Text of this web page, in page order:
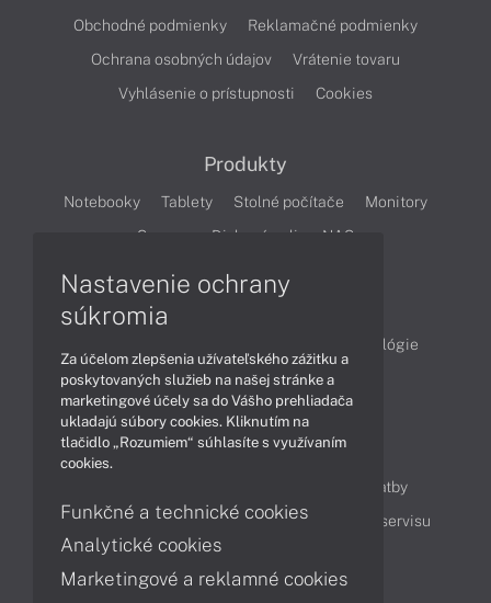
Obchodné podmienky
Reklamačné podmienky
Ochrana osobných údajov
Vrátenie tovaru
Vyhlásenie o prístupnosti
Cookies
Produkty
Notebooky Tablety Stolné počítače
Monitory
Servery
Diskové polia a NAS
Technológie
Videá
Obsah
Možnosti doručenia a platby
Podpora a servis
Servisné služby Cenník servisu
Kontakty
Nastavenie ochrany
súkromia
Za účelom zlepšenia užívateľského zážitku a
poskytovaných služieb na našej stránke a
marketingové účely sa do Vášho prehliadača
ukladajú súbory cookies. Kliknutím na
tlačidlo „Rozumiem“ súhlasíte s využívaním
cookies.
Funkčné a technické cookies
Analytické cookies
Marketingové a reklamné cookies